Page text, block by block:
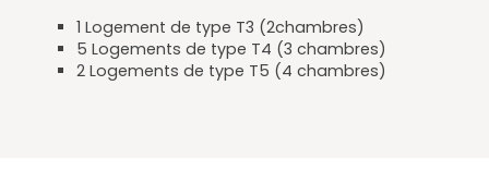
1 Logement de type T3 (2chambres)
5 Logements de type T4 (3 chambres)
2 Logements de type T5 (4 chambres)